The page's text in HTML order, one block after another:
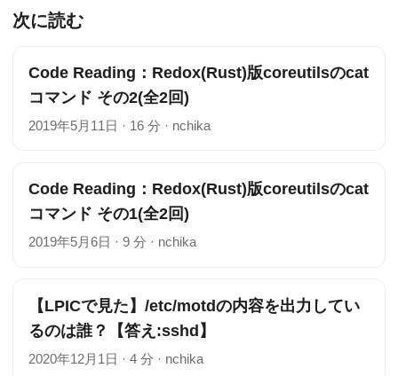
次に読む
Code Reading：Redox(Rust)版coreutilsのcat
コマンド その2(全2回)
2019年5月11日 · 16 分 · nchika
Code Reading：Redox(Rust)版coreutilsのcat
コマンド その1(全2回)
2019年5月6日 · 9 分 · nchika
【LPICで見た】/etc/motdの内容を出力してい
るのは誰？【答え:sshd】
2020年12月1日 · 4 分 · nchika